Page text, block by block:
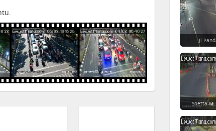
Jl
Soetta-